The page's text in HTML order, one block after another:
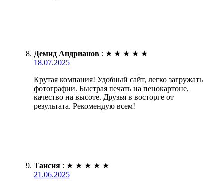
Демид Андрианов : ★ ★ ★ ★ ★
18.07.2025
Крутая компания! Удобный сайт, легко загружать
фотографии. Быстрая печать на пенокартоне,
качество на высоте. Друзья в восторге от
результата. Рекомендую всем!
Таисия : ★ ★ ★ ★ ★
21.06.2025